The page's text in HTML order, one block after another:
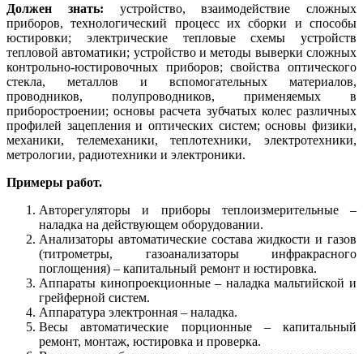
Должен знать: устройство, взаимодействие сложных
приборов, технологический процесс их сборки и способы
юстировки; электрические тепловые схемы устройств
тепловой автоматики; устройство и методы выверки сложных
контрольно-юстировочных приборов; свойства оптического
стекла, металлов и вспомогательных материалов,
проводников, полупроводников, применяемых в
приборостроении; основы расчета зубчатых колес различных
профилей зацепления и оптических систем; основы физики,
механики, телемеханики, теплотехники, электротехники,
метрологии, радиотехники и электроники.
Примеры работ.
Авторегуляторы и приборы теплоизмерительные –
наладка на действующем оборудовании.
Анализаторы автоматические состава жидкости и газов
(титрометры, газоанализаторы инфракрасного
поглощения) – капитальный ремонт и юстировка.
Аппараты кинопроекционные – наладка мальтийской и
грейферной систем.
Аппаратура электронная – наладка.
Весы автоматические порционные – капитальный
ремонт, монтаж, юстировка и проверка.